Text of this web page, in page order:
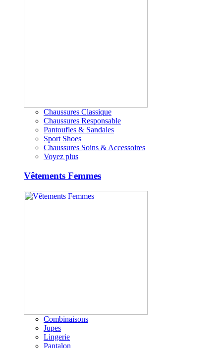
Chaussures Classique
Chaussures Responsable
Pantoufles & Sandales
Sport Shoes
Chaussures Soins & Accessoires
Voyez plus
Vêtements Femmes
Combinaisons
Jupes
Lingerie
Pantalon